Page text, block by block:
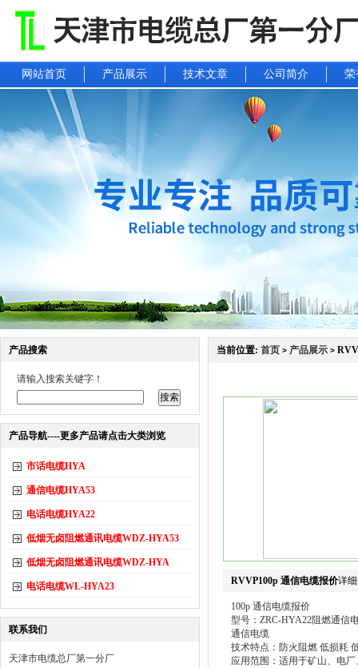
网站首页 产品展示 技术文章 公司简介 荣
产品搜索
请输入搜索关键字！
产品导航----更多产品请点击大类浏览
市话电缆HYA
通信电缆HYA53
电话电缆HYA22
低烟无卤阻燃通讯电缆WDZ-HYA53
低烟无卤阻燃通讯电缆WDZ-HYA
电话电缆WL-HYA23
联系我们
天津市电缆总厂第一分厂
当前位置: 首页 > 产品展示 >
RVVP100p 通信电缆报价详
100p 通信电缆报价
型号：ZRC-HYA22阻燃通信
通信电缆
技术特点：防火阻燃 低损耗
应用范围：适用于矿山、电